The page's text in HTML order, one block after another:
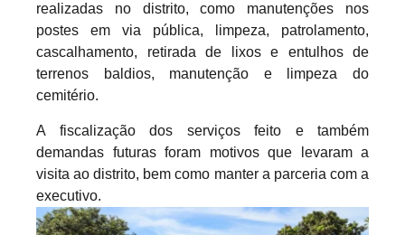
realizadas no distrito, como manutenções nos
postes em via pública, limpeza, patrolamento,
cascalhamento, retirada de lixos e entulhos de
terrenos baldios, manutenção e limpeza do
cemitério.
A fiscalização dos serviços feito e também
demandas futuras foram motivos que levaram a
visita ao distrito, bem como manter a parceria com a
executivo.